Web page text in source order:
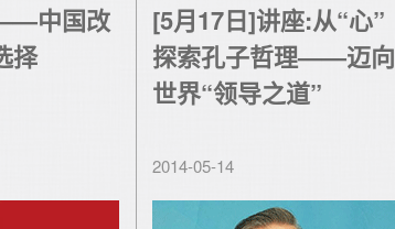
中国改
择
[5月17日]讲座:从“心”
探索孔子哲理——迈向
世界“领导之道”
2014-05-14